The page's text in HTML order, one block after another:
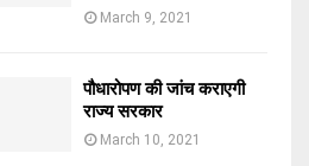
March 9, 2021
पौधारोपण की जांच कराएगी
राज्य सरकार
March 10, 2021